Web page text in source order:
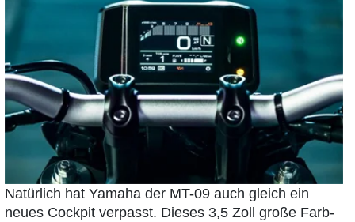
Natürlich hat Yamaha der MT-09 auch gleich ein
neues Cockpit verpasst. Dieses 3,5 Zoll große Farb-